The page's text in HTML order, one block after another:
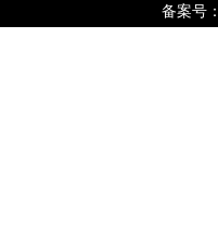
备案号